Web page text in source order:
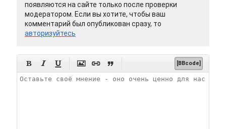
появляются на сайте только после проверки
модератором. Если вы хотите, чтобы ваш
комментарий был опубликован сразу, то
авторизуйтесь
      [BBcode]